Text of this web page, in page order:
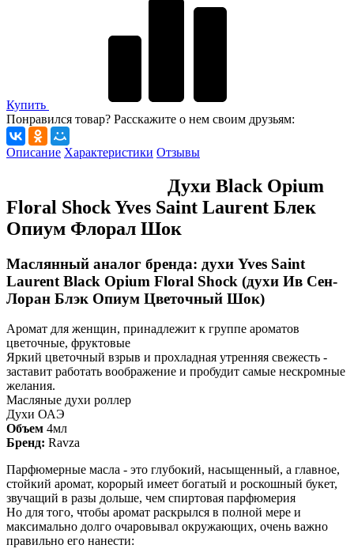
Купить
Понравился товар? Расскажите о нем своим друзьям:
Описание Характеристики Отзывы
Духи Black Opium
Floral Shock Yves Saint Laurent Блек
Опиум Флорал Шок
Маслянный аналог бренда: духи Yves Saint
Laurent Black Opium Floral Shock (духи Ив Сен-
Лоран Блэк Опиум Цветочный Шок)
Аромат для женщин, принадлежит к группе ароматов
цветочные, фруктовые
Яркий цветочный взрыв и прохладная утренняя свежесть -
заставит работать воображение и пробудит самые нескромные
желания.
Масляные духи роллер
Духи ОАЭ
Объем 4мл
Бренд: Ravza
Парфюмерные масла - это глубокий, насыщенный, а главное,
стойкий аромат, корорый имеет богатый и роскошный букет,
звучащий в разы дольше, чем спиртовая парфюмерия
Но для того, чтобы аромат раскрылся в полной мере и
максимально долго очаровывал окружающих, очень важно
правильно его нанести: